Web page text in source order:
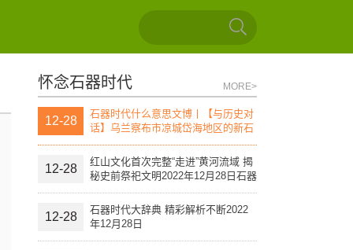
怀念石器时代 MORE>
12-28
石器时代什么意思文博丨【与历史对
话】乌兰察布市凉城岱海地区的新石
器时代文化遗址（上）
12-28
红山文化首次完整“走进”黄河流域 揭
秘史前祭祀文明2022年12月28日石器
时代全攻人射箭
12-28
石器时代大辞典 精彩解析不断2022
年12月28日